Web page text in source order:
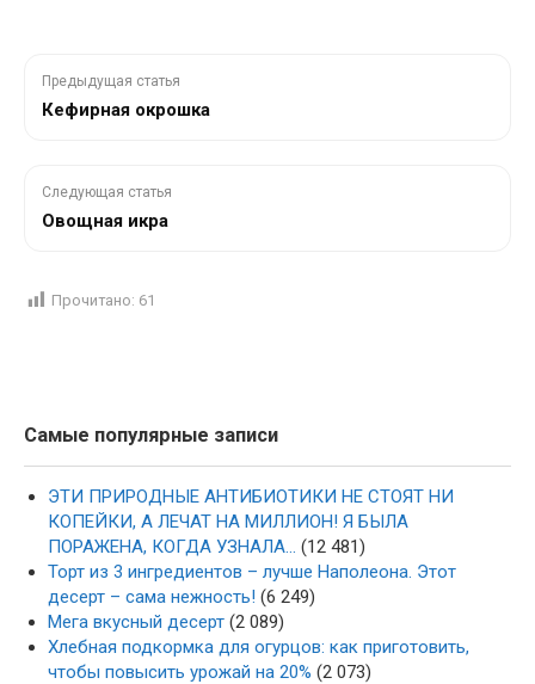
Предыдущая статья
Кефирная окрошка
Следующая статья
Овощная икра
Прочитано: 61
Самые популярные записи
ЭТИ ПРИРОДНЫЕ АНТИБИОТИКИ НЕ СТОЯТ НИ
КОПЕЙКИ, А ЛЕЧАТ НА МИЛЛИОН! Я БЫЛА
ПОРАЖЕНА, КОГДА УЗНАЛА… (12 481)
Торт из 3 ингредиентов – лучше Наполеона. Этот
десерт – сама нежность! (6 249)
Мега вкусный десерт (2 089)
Хлебная подкормка для огурцов: как приготовить,
чтобы повысить урожай на 20% (2 073)